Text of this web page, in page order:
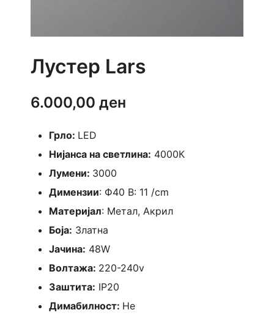
Лустер Lars
6.000,00 ден
Грло: LED
Нијанса на светлина: 4000К
Лумени: 3000
Димензии: Ф40 В: 11 /cm
Материјал: Метал, Акрил
Боја: Златна
Јачина: 48W
Волтажа: 220-240v
Заштита: IP20
Димабилност: Не